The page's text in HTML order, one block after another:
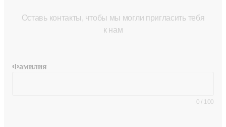
Оставь контакты, чтобы мы могли пригласить тебя
к нам
Фамилия
0 / 100